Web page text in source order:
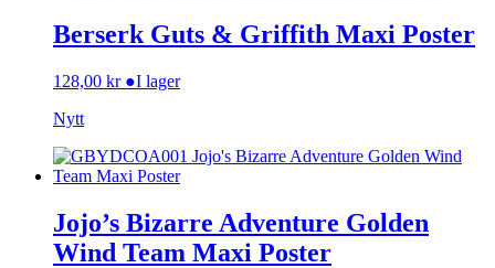
Berserk Guts & Griffith Maxi Poster
128,00 kr ●I lager
Nytt
Jojo’s Bizarre Adventure Golden
Wind Team Maxi Poster